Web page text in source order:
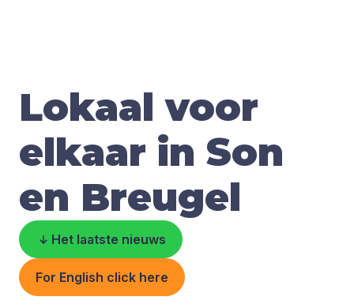
Lokaal voor
elkaar in Son
en Breugel
Het laatste nieuws
For English click here